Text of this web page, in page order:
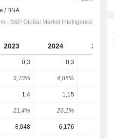
2023 2024 2025
0,3 0,3
3,73% 4,86%
1,4 1,15
21,4% 26,1%
8,048 6,176